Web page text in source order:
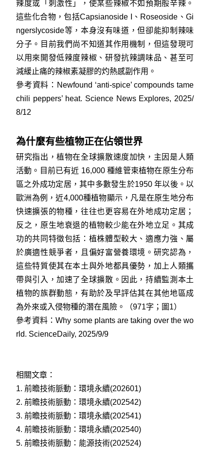
辣度或「刺激性」，使某些辣椒不如預期般辛辣。
這些化合物，包括Capsianoside I、Roseoside、Gi
ngerslycoside等，本身沒有味道，但卻能抑制辣味
分子。目前我們尚不知道其作用機制，但這發現可
以用來開發低辣度辣椒、研發抗辣調味品、甚至可
減緩止痛的辣椒素凝膠的灼熱感副作用。
參考資料： Newfound ‘anti-spice’ compounds tame
chili peppers’ heat. Science News Explores, 2025/
8/12
為什麼有些植物正在佔領世界
研究指出，植物在全球擴散速度加快，主因是人類
活動。目前已有近 16,000 種維管束植物在原生分布
區之外成功定居，其中多數發生於1950 年以後。以
歐洲為例，近4,000種植物顯示，凡是在原生地分布
快速擴張的物種，往往也更容易在外地成功定居；
反之，原生地衰退的植物較少能在外地立足。其成
功的共同特徵包括：植株體型較大、適應力強、屬
於廣適性競爭者，且偏好富營養環境。研究認為，
這些特質使其在本土與外地都具優勢，加上人類攜
帶與引入，加速了全球擴散。因此，持續監測本土
植物的族群動態，有助於及早評估其在其他地區成
為外來或入侵物種的潛在風險。（971字；圖1）
參考資料：Why some plants are taking over the wo
rld. ScienceDaily, 2025/9/9
相關文章：
1. 前瞻技術脈動：環境永續(202601)
2. 前瞻技術脈動：環境永續(202542)
3. 前瞻技術脈動：環境永續(202541)
4. 前瞻技術脈動：環境永續(202540)
5. 前瞻技術脈動：能源技術(202524)